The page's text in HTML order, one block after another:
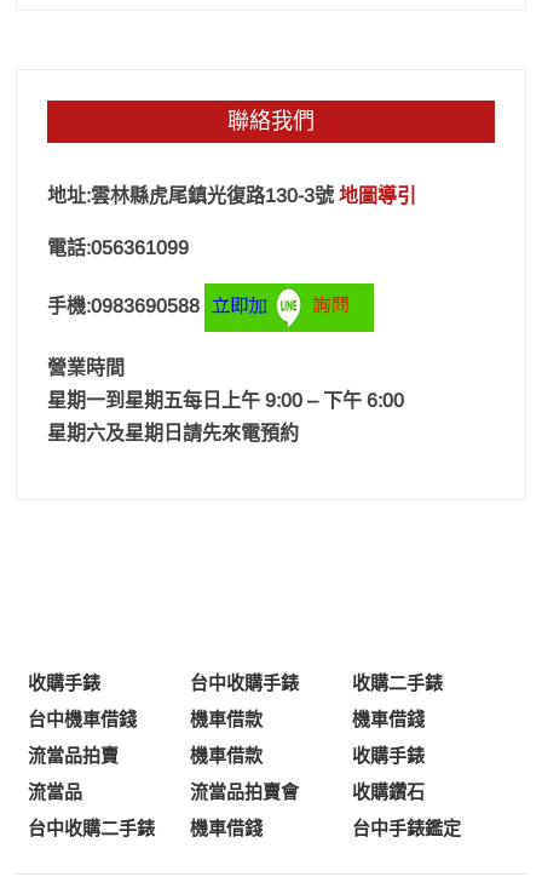
聯絡我們
地址:雲林縣虎尾鎮光復路130-3號地圖導引
電話:056361099
手機:0983690588
營業時間
星期一到星期五每日上午 9:00 – 下午 6:00
星期六及星期日請先來電預約
收購手錶 台中收購手錶
收購二手錶
台中機車借錢
機車借款
機車借錢
流當品拍賣
機車借款
收購手錶
流當品
流當品拍賣會
收購鑽石
台中收購二手錶
機車借錢 台中手錶鑑定